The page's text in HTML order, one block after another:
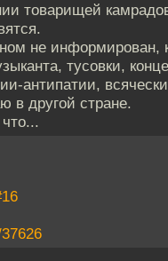
товарищей
не информирован,
тусовки,
антипатии,
в другой стране.